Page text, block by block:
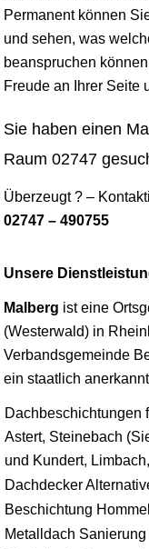
Permanent können
und sehen, was
beanspruchen
Freude an Ihrer Seite
Sie haben einen
Raum 02747
Überzeugt ? –
02747 – 490755
Unsere
Malberg ist eine
(Westerwald) in
Verbandsgemeinde
ein staatlich
Dachbeschichtungen
Astert, Steinebach
und Kundert,
Dachdecker
Beschichtung
Metalldach